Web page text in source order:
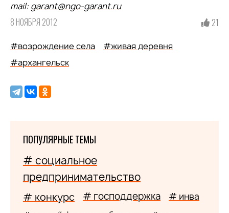
mail: garant@ngo-garant.ru
8 НОЯБРЯ 2012 21
#возрождение села
#живая деревня
#архангельск
ПОПУЛЯРНЫЕ ТЕМЫ
# социальное
предпринимательство
# конкурс # господдержка # инва